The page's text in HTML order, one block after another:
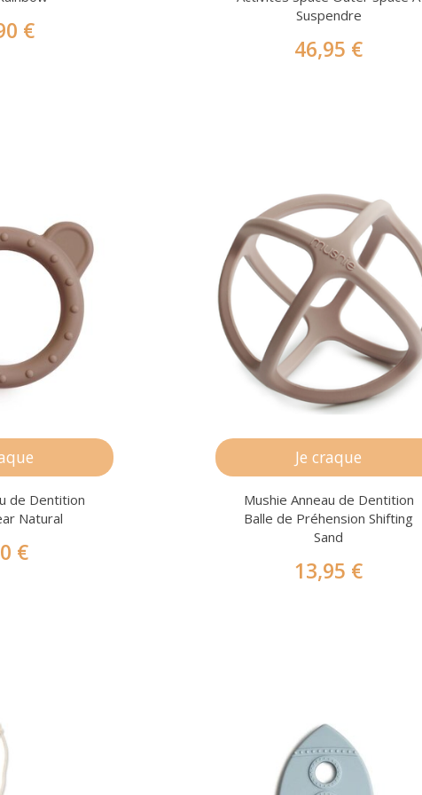
€
Suspendre
46,95 €
de Dentition
Natural
€
Je craque
Mushie Anneau de Dentition
Balle de Préhension Shifting
Sand
13,95 €